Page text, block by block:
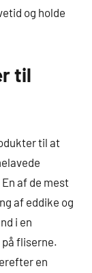
og holde
til
til at
af de mest
af eddike og
i en
fliserne.
en